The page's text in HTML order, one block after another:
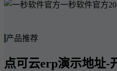
一秒软件官方
产品推荐
点可云erp演示地址-